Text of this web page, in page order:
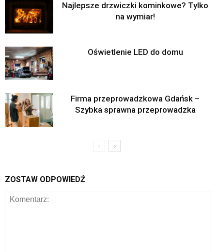
Najlepsze drzwiczki kominkowe? Tylko
na wymiar!
Oświetlenie LED do domu
Firma przeprowadzkowa Gdańsk –
Szybka sprawna przeprowadzka
ZOSTAW ODPOWIEDŹ